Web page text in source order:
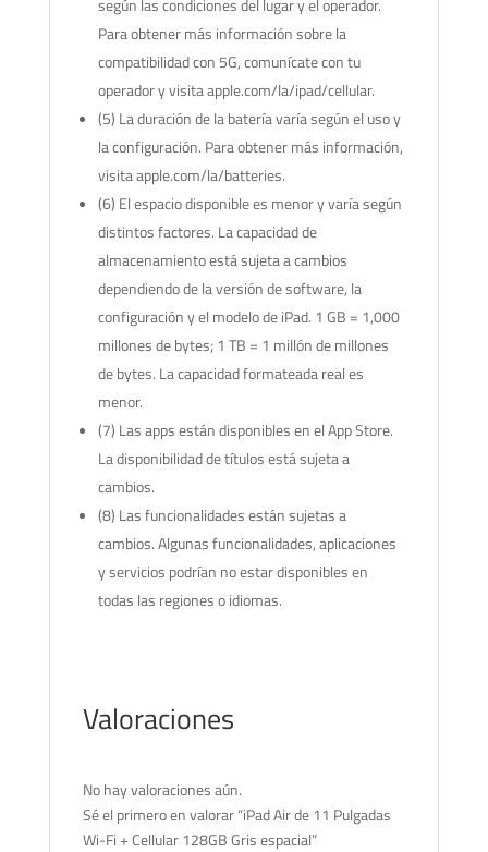
según las condiciones del lugar y el operador.
Para obtener más información sobre la
compatibilidad con 5G, comunícate con tu
operador y visita apple.com/la/ipad/cellular.
(5) La duración de la batería varía según el uso y
la configuración. Para obtener más información,
visita apple.com/la/batteries.
(6) El espacio disponible es menor y varía según
distintos factores. La capacidad de
almacenamiento está sujeta a cambios
dependiendo de la versión de software, la
configuración y el modelo de iPad. 1 GB = 1,000
millones de bytes; 1 TB = 1 millón de millones
de bytes. La capacidad formateada real es
menor.
(7) Las apps están disponibles en el App Store.
La disponibilidad de títulos está sujeta a
cambios.
(8) Las funcionalidades están sujetas a
cambios. Algunas funcionalidades, aplicaciones
y servicios podrían no estar disponibles en
todas las regiones o idiomas.
Valoraciones
No hay valoraciones aún.
Sé el primero en valorar “iPad Air de 11 Pulgadas
Wi-Fi + Cellular 128GB Gris espacial”